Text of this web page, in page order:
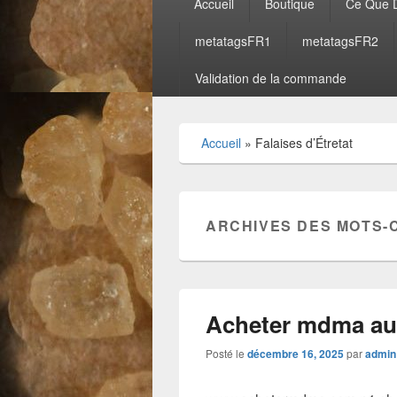
principal
metatagsFR1 metatagsFR2
Validation de la commande
Accueil » Falaises d’Étretat
ARCHIVES DES MOTS-
Acheter mdma
Posté le décembre 16, 2025paradmin